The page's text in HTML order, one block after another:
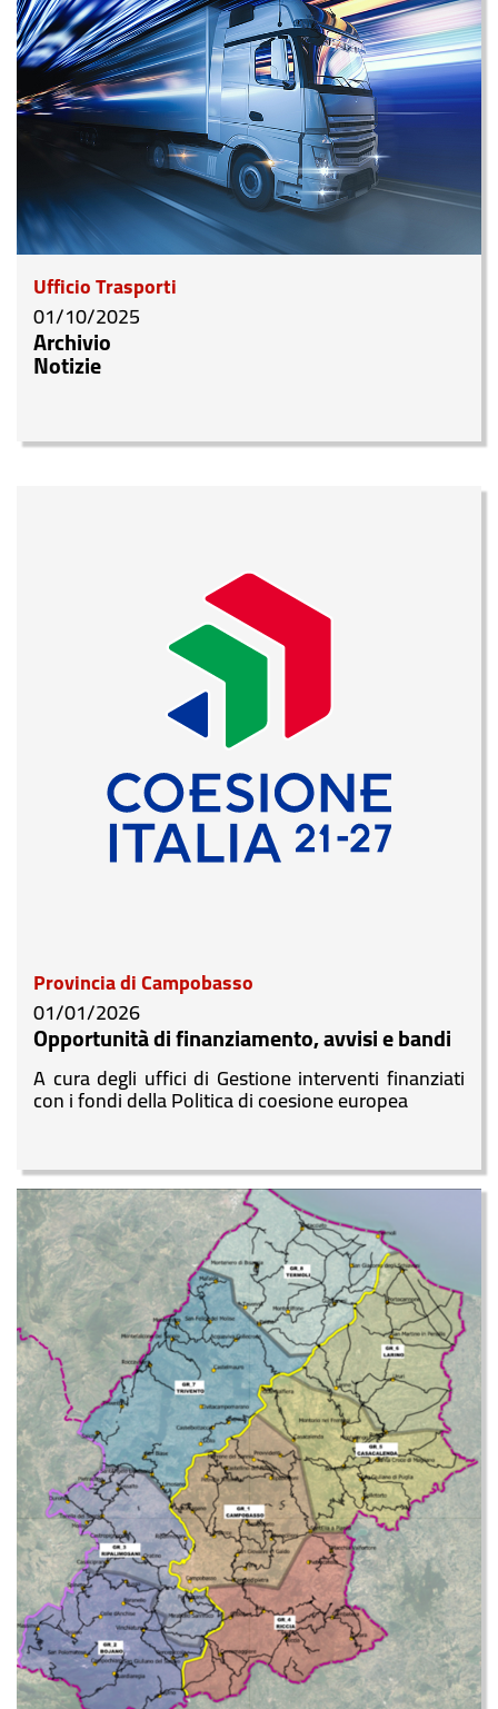
Ufficio Trasporti
01/10/2025
Archivio
Notizie
Provincia di Campobasso
01/01/2026
Opportunità di finanziamento, avvisi e bandi
A cura degli uffici di Gestione interventi finanziati
con i fondi della Politica di coesione europea